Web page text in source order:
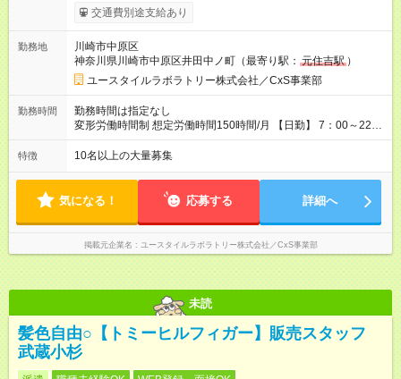
として研修月給22.9万円～になる場合がございます。 （保有資
格・経験等により変動） 【入社後のモデル月収】 ［入社］ 無
／月収26万円 ［入社3年］ エリアリーダー・介護福祉士／月
収30.2万円 ［入社3年目以降］ ジュニアコーディネー／月収
36.6万円以上 ※経験・能力等を考慮。 【試用期間】試用期間あ
り 試用期間の長さ：2ヶ月 雇用形態、給与は本採用時と同じで
す。
交通費別途支給あり
勤務地
川崎市中原区
神奈川県川崎市中原区井田中ノ町（最寄り駅： 元住吉駅 ）
ユースタイルラボラトリー株式会社／CxS事業部
勤務時間
勤務時間は指定なし
変形労働時間制 想定労働時間150時間/月 【日勤】 7：00～22：
00の間で7.5時間勤務／休憩1時間 【夜勤】 17：00～翌10：00
の15時間勤務／休憩2時間 ※勤務時間は各施設のシフトによるシ
程度）
特徴 10名以上の大量募集
気になる！ 応募する 詳細へ
掲載元企業名 ユースタイルラボラトリー株式会社／CxS事業部
未読
髪色自由○【トミーヒルフィガー】販売スタッフ
武蔵小杉